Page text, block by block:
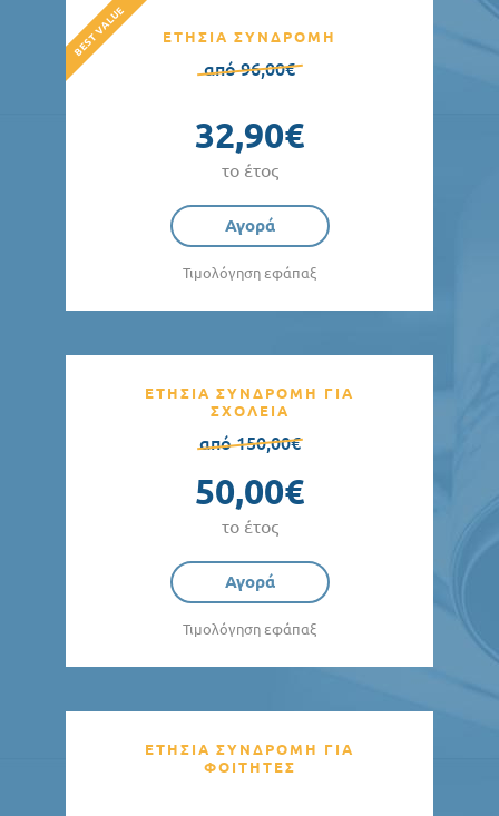
ΕΤΗΣΙΑ ΣΥΝΔΡΟΜΗ
από 96,00€
32,90€
το έτος
Αγορά
Τιμολόγηση εφάπαξ
ΕΤΗΣΙΑ ΣΥΝΔΡΟΜΗ ΓΙΑ
ΣΧΟΛΕΙΑ
από 150,00€
50,00€
το έτος
Αγορά
Τιμολόγηση εφάπαξ
ΕΤΗΣΙΑ ΣΥΝΔΡΟΜΗ ΓΙΑ
ΦΟΙΤΗΤΕΣ